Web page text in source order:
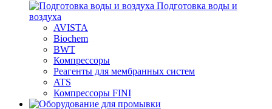
Подготовка воды и
воздуха
AVISTA
Biochem
BWT
Компрессоры
Реагенты для мембранных систем
ATS
Компрессоры FINI